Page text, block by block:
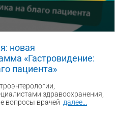
новая
«Гастровидение:
пациента»
здравоохранения,
вопросы врачей далее...